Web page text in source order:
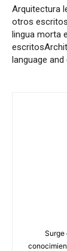
Arquitectura
otros escritos
lingua morta
escritos
language
Surge